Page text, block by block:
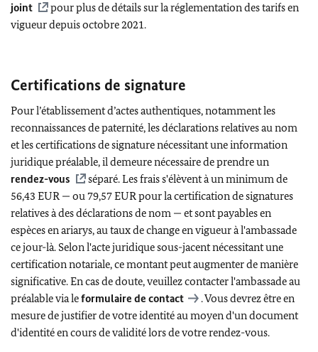
joint
pour plus de détails sur la réglementation des tarifs en
vigueur depuis octobre 2021.
Certifications de signature
Pour l’établissement d’actes authentiques, notamment les
reconnaissances de paternité, les déclarations relatives au nom
et les certifications de signature nécessitant une information
juridique préalable, il demeure nécessaire de prendre un
rendez-vous
séparé. Les frais s'élèvent à un minimum de
56,43 EUR — ou 79,57 EUR pour la certification de signatures
relatives à des déclarations de nom — et sont payables en
espèces en ariarys, au taux de change en vigueur à l'ambassade
ce jour-là. Selon l'acte juridique sous-jacent nécessitant une
certification notariale, ce montant peut augmenter de manière
significative. En cas de doute, veuillez contacter l'ambassade au
préalable via leformulaire de contact
. Vous devrez être en
mesure de justifier de votre identité au moyen d'un document
d'identité en cours de validité lors de votre rendez-vous.